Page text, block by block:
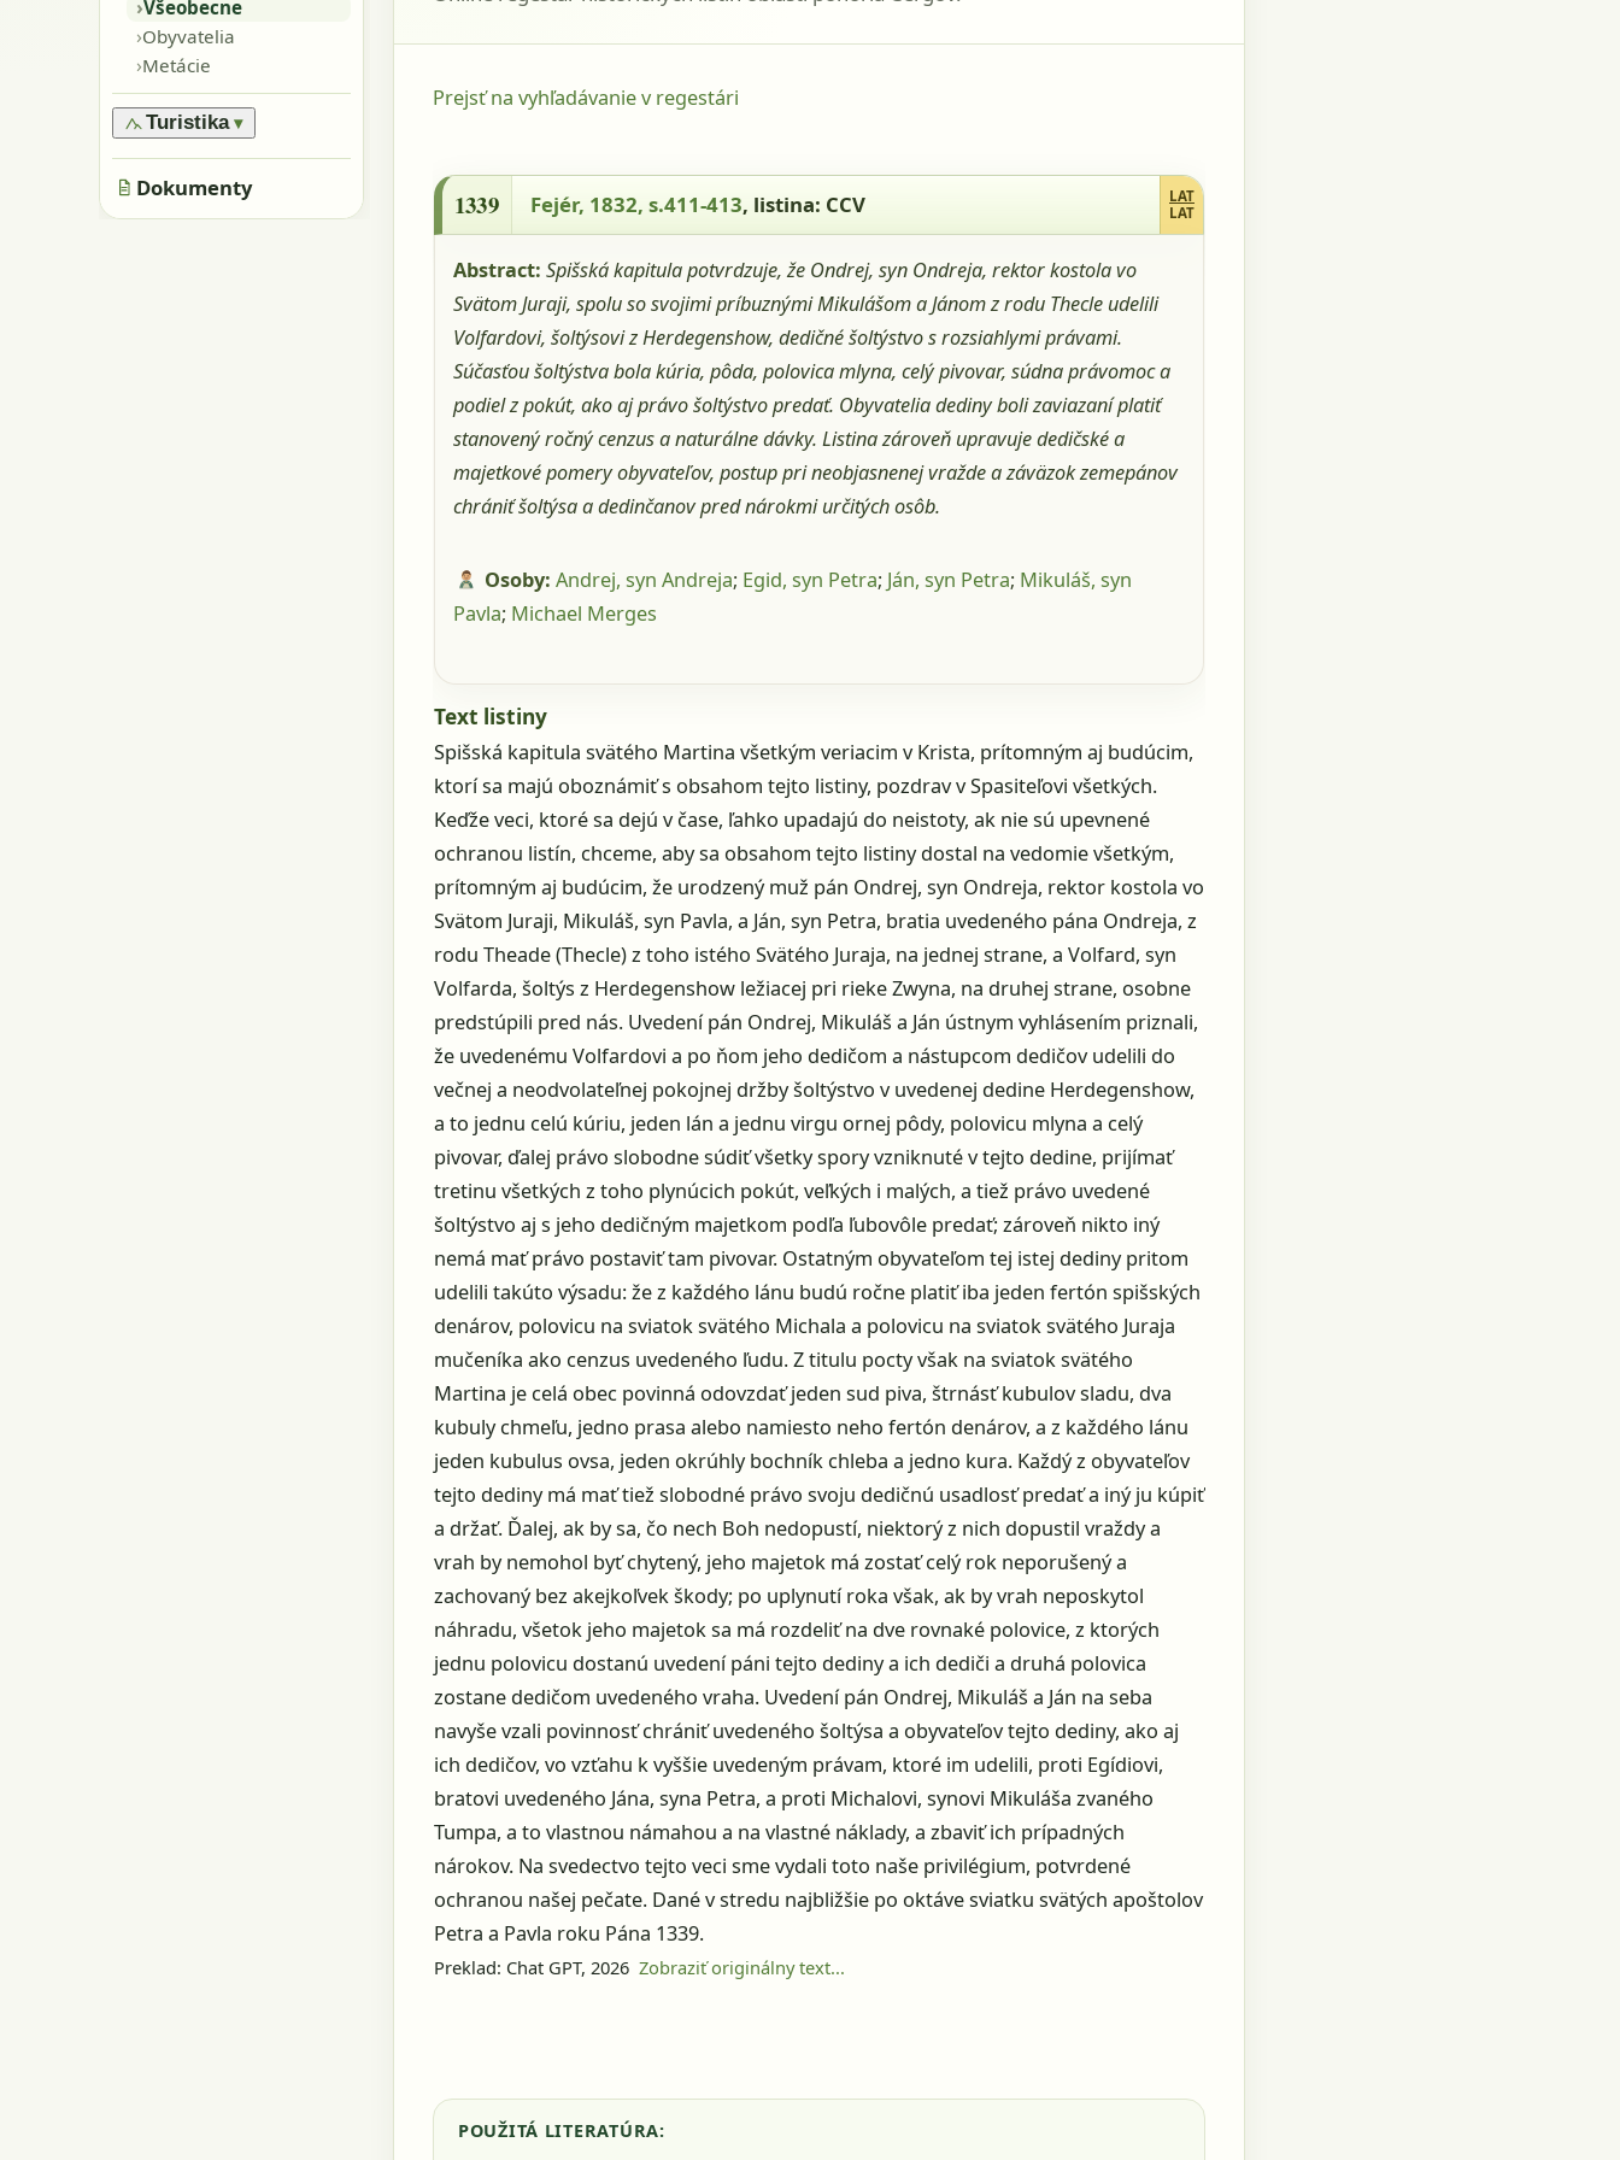
›Pamiatky
›Skaly, kamene
›Jaskyne
›Všeobecne
›Obyvatelia
›Metácie
Turistika ▾
›Značené trasy
›Neznačené trasy
Dokumenty
Prejsť na vyhľadávanie v regestári
1339 - Fejér, 1832, s.411-413, listina: CCV
1339 Fejér, 1832, s.411-413, listina: CCV
LAT
LAT
Abstract:Spišská kapitula potvrdzuje, že Ondrej, syn Ondreja, rektor kostola vo
Svätom Juraji, spolu so svojimi príbuznými Mikulášom a Jánom z rodu Thecle udelili
Volfardovi, šoltýsovi z Herdegenshow, dedičné šoltýstvo s rozsiahlymi právami.
Súčasťou šoltýstva bola kúria, pôda, polovica mlyna, celý pivovar, súdna právomoc a
podiel z pokút, ako aj právo šoltýstvo predať. Obyvatelia dediny boli zaviazaní platiť
stanovený ročný cenzus a naturálne dávky. Listina zároveň upravuje dedičské a
majetkové pomery obyvateľov, postup pri neobjasnenej vražde a záväzok zemepánov
chrániť šoltýsa a dedinčanov pred nárokmi určitých osôb.
Osoby: Andrej, syn Andreja; Egid, syn Petra; Ján, syn Petra; Mikuláš, syn
Pavla; Michael Merges
Text listiny
Spišská kapitula svätého Martina všetkým veriacim v Krista, prítomným aj budúcim,
ktorí sa majú oboznámiť s obsahom tejto listiny, pozdrav v Spasiteľovi všetkých.
Keďže veci, ktoré sa dejú v čase, ľahko upadajú do neistoty, ak nie sú upevnené
ochranou listín, chceme, aby sa obsahom tejto listiny dostal na vedomie všetkým,
prítomným aj budúcim, že urodzený muž pán Ondrej, syn Ondreja, rektor kostola vo
Svätom Juraji, Mikuláš, syn Pavla, a Ján, syn Petra, bratia uvedeného pána Ondreja, z
rodu Theade (Thecle) z toho istého Svätého Juraja, na jednej strane, a Volfard, syn
Volfarda, šoltýs z Herdegenshow ležiacej pri rieke Zwyna, na druhej strane, osobne
predstúpili pred nás. Uvedení pán Ondrej, Mikuláš a Ján ústnym vyhlásením priznali,
že uvedenému Volfardovi a po ňom jeho dedičom a nástupcom dedičov udelili do
večnej a neodvolateľnej pokojnej držby šoltýstvo v uvedenej dedine Herdegenshow,
a to jednu celú kúriu, jeden lán a jednu virgu ornej pôdy, polovicu mlyna a celý
pivovar, ďalej právo slobodne súdiť všetky spory vzniknuté v tejto dedine, prijímať
tretinu všetkých z toho plynúcich pokút, veľkých i malých, a tiež právo uvedené
šoltýstvo aj s jeho dedičným majetkom podľa ľubovôle predať; zároveň nikto iný
nemá mať právo postaviť tam pivovar. Ostatným obyvateľom tej istej dediny pritom
udelili takúto výsadu: že z každého lánu budú ročne platiť iba jeden fertón spišských
denárov, polovicu na sviatok svätého Michala a polovicu na sviatok svätého Juraja
mučeníka ako cenzus uvedeného ľudu. Z titulu pocty však na sviatok svätého
Martina je celá obec povinná odovzdať jeden sud piva, štrnásť kubulov sladu, dva
kubuly chmeľu, jedno prasa alebo namiesto neho fertón denárov, a z každého lánu
jeden kubulus ovsa, jeden okrúhly bochník chleba a jedno kura. Každý z obyvateľov
tejto dediny má mať tiež slobodné právo svoju dedičnú usadlosť predať a iný ju kúpiť
a držať. Ďalej, ak by sa, čo nech Boh nedopustí, niektorý z nich dopustil vraždy a
vrah by nemohol byť chytený, jeho majetok má zostať celý rok neporušený a
zachovaný bez akejkoľvek škody; po uplynutí roka však, ak by vrah neposkytol
náhradu, všetok jeho majetok sa má rozdeliť na dve rovnaké polovice, z ktorých
jednu polovicu dostanú uvedení páni tejto dediny a ich dediči a druhá polovica
zostane dedičom uvedeného vraha. Uvedení pán Ondrej, Mikuláš a Ján na seba
navyše vzali povinnosť chrániť uvedeného šoltýsa a obyvateľov tejto dediny, ako aj
ich dedičov, vo vzťahu k vyššie uvedeným právam, ktoré im udelili, proti Egídiovi,
bratovi uvedeného Jána, syna Petra, a proti Michalovi, synovi Mikuláša zvaného
Tumpa, a to vlastnou námahou a na vlastné náklady, a zbaviť ich prípadných
nárokov. Na svedectvo tejto veci sme vydali toto naše privilégium, potvrdené
ochranou našej pečate. Dané v stredu najbližšie po oktáve sviatku svätých apoštolov
Petra a Pavla roku Pána 1339.
Preklad: Chat GPT, 2026 Zobraziť originálny text...
POUŽITÁ LITERATÚRA: